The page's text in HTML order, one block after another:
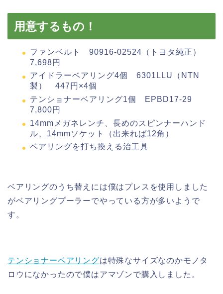
用意するもの！
ファンベルト 90916-02524（トヨタ純正）
7,698円
アイドラーベアリング4個 6301LLU（NTN
製） 447円×4個
テンショナーベアリング1個 EPBD17-29
7,800円
14mmメガネレンチ、長めのスピンナーハンド
ル、14mmソケット（出来れば12角）
ベアリングを打ち換える治工具
ベアリングのうち替えには僕はプレスを使用しました
がベアリングプーラーでやっている方が多いようで
す。
テンショナーベアリングは特殊なサイズなのかモノタ
ロウになかったので僕はアマゾンで購入しました。